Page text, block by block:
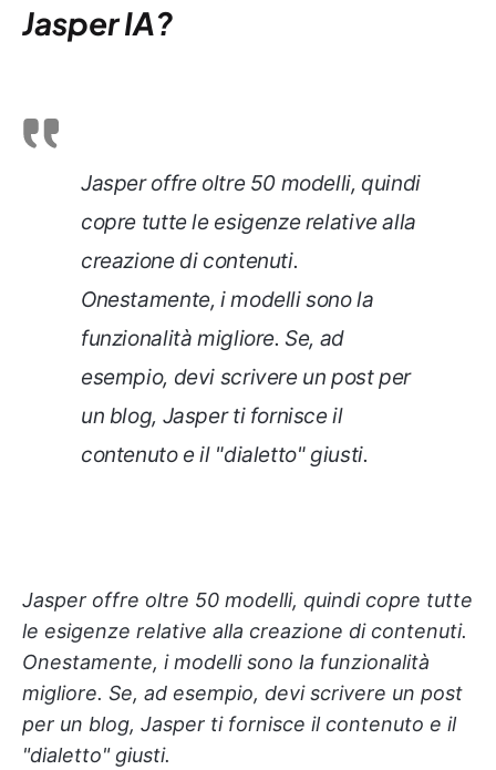
Jasper IA?
Jasper offre oltre 50 modelli, quindi
copre tutte le esigenze relative alla
creazione di contenuti.
Onestamente, i modelli sono la
funzionalità migliore. Se, ad
esempio, devi scrivere un post per
un blog, Jasper ti fornisce il
contenuto e il "dialetto" giusti.
Jasper offre oltre 50 modelli, quindi copre tutte
le esigenze relative alla creazione di contenuti.
Onestamente, i modelli sono la funzionalità
migliore. Se, ad esempio, devi scrivere un post
per un blog, Jasper ti fornisce il contenuto e il
"dialetto" giusti.